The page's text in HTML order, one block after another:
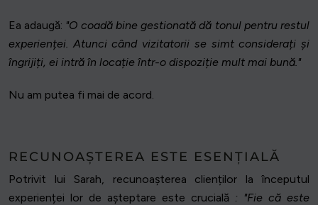
Ea adaugă: "O coadă bine gestionată dă tonul pentru restul
experienței. Atunci când vizitatorii se simt considerați și
îngrijiți, ei intră în locație într-o dispoziție mult mai bună."
Nu am putea fi mai de acord.
RECUNOAȘTEREA ESTE ESENȚIALĂ
Potrivit lui Sarah, recunoașterea clienților la începutul
experienței lor de așteptare este crucială : "Fie că este